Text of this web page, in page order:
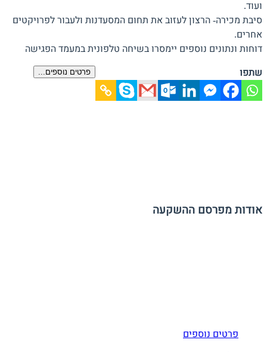
ועוד.
סיבת מכירה- הרצון לעזוב את תחום המסעדנות ולעבור לפרויקטים
אחרים.
דוחות ונתונים נוספים יימסרו בשיחה טלפונית במעמד הפגישה
שתפו פרטים נוספים...
אודות מפרסם ההשקעה
פרטים נוספים